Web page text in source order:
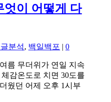
엇이 어떻게 다
분석, 백일백포 |0
름 무더위가 연일 지속
감온도로 치면 30도를
웠던 어제 오후 1시부